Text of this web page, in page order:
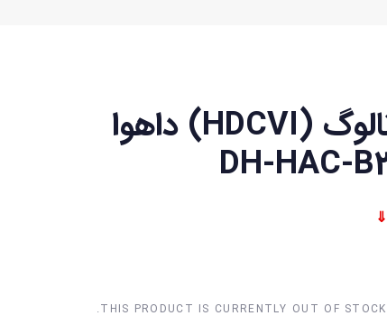
دوربین آنالوگ (HDCVI) داهوا
THIS PRODUCT IS CURRENTLY OUT OF